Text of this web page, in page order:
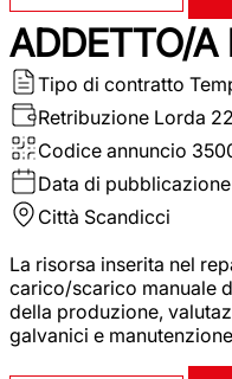
ADDETTO/A
Tipo di contratto
Retribuzione Lorda
Codice annuncio
Data di pubblicazione
Città Scandicci
La risorsa inserita nel
carico/scarico manuale
della produzione,
galvanici e